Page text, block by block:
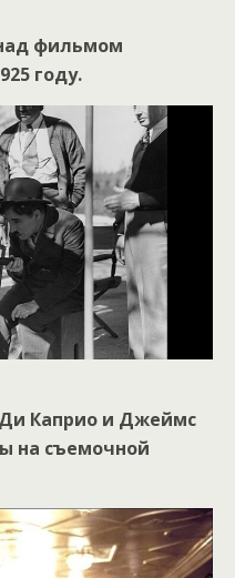
фильмом
году.
Каприо и Джеймс
на съемочной